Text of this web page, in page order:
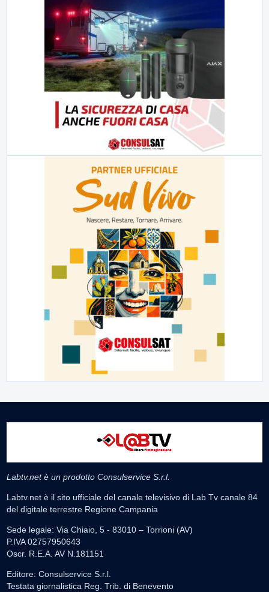
Labtv.net è un prodotto Consulservice S.r.l.
Labtv.net è il sito ufficiale del canale televisivo di Lab Tv canale 84
del digitale terrestre Regione Campania
Sede legale: Via Chiaio, 5 - 83010 – Torrioni (AV)
P.IVA 02757950643
Oscr. R.E.A. AV N.181151
Editore: Consulservice S.r.l.
Testata giornalistica Reg. Trib. di Benevento